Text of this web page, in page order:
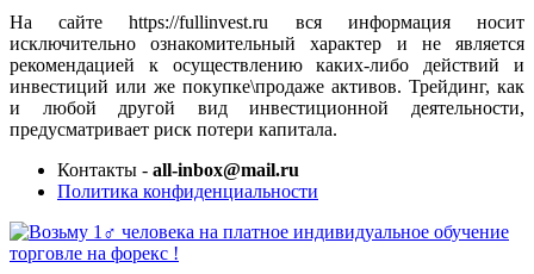
На сайте https://fullinvest.ru вся информация носит
исключительно ознакомительный характер и не является
рекомендацией к осуществлению каких-либо действий и
инвестиций или же покупке\продаже активов. Трейдинг, как
и любой другой вид инвестиционной деятельности,
предусматривает риск потери капитала.
Контакты - all-inbox@mail.ru
Политика конфиденциальности